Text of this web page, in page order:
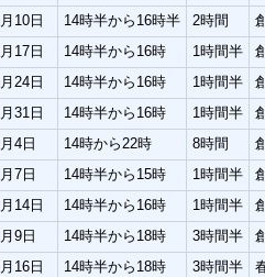
10日
14時半から16時半 2時間
17日
14時半から16時 1時間半
24日
14時半から16時 1時間半
31日
14時半から16時 1時間半
4日
14時から22時 8時間
7日
14時半から15時 1時間半
14日
14時半から16時 1時間半
9日
14時半から18時 3時間半
16日
14時半から18時 3時間半